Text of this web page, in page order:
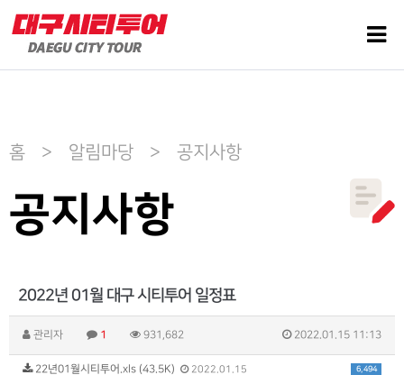
홈 > 알림마당 > 공지사항
공지사항
2022년 01월 대구 시티투어 일정표
관리자 1 931,682 2022.01.15 11:13
6,494
22년01월시티투어.xls (43.5K) 2022.01.15